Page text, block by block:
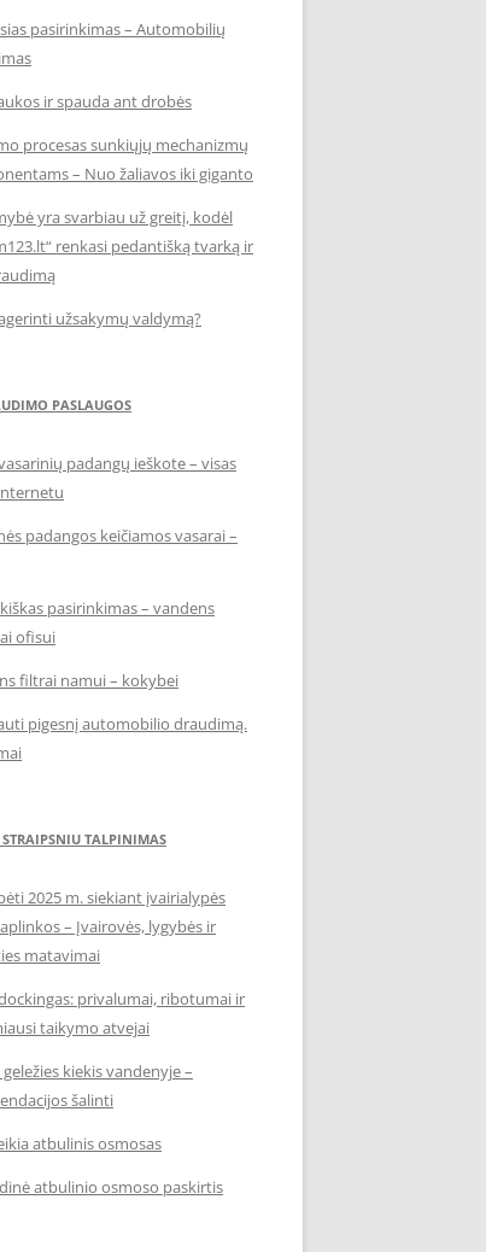
pasirinkimas – Automobilių
ir spauda ant drobės
procesas sunkiųjų mechanizmų
– Nuo žaliavos iki giganto
yra svarbiau už greitį, kodėl
renkasi pedantišką tvarką ir
užsakymų valdymą?
PASLAUGOS
padangų ieškote – visas
padangos keičiamos vasarai –
pasirinkimas – vandens
ofisui
filtrai namui – kokybei
pigesnį automobilio draudimą.
STRAIPSNIU TALPINIMAS
2025 m. siekiant įvairialypės
– Įvairovės, lygybės ir
matavimai
privalumai, ribotumai ir
taikymo atvejai
geležies kiekis vandenyje –
šalinti
atbulinis osmosas
atbulinio osmoso paskirtis